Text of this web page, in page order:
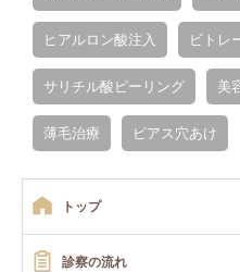
ヒアルロン酸注入 ビトレ
サリチル酸ピーリング 美
薄毛治療 ピアス穴あけ
トップ
診察の流れ